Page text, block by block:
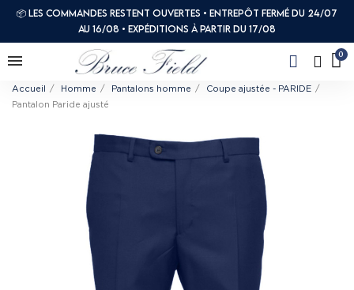
📦 Les commandes restent ouvertes • Entrepôt fermé du 24/07
au 16/08 • Expéditions à partir du 17/08
Accueil Homme Pantalons homme
Coupe ajustée - PARIDE
Pantalon Paride ajusté